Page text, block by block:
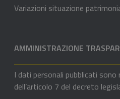
Variazioni situazione
AMMINISTRAZIONE
I dati personali pubblicati
dell’articolo 7 del decreto